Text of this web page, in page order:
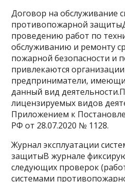
Договор на обслуживание
противопожарной
проведению работ по
обслуживанию и ремонту
пожарной безопасности и
привлекаются
предприниматели,
данный вид
лицензируемых видов
Приложением к
РФ от 28.07.2020 № 1128.
Журнал эксплуатации
защитыВ журнале
следующих проверок
системами